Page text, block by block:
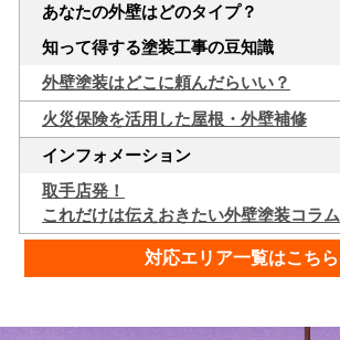
あなたの外壁はどのタイプ？
知って得する塗装工事の豆知識
外壁塗装はどこに頼んだらいい？
火災保険を活用した屋根・外壁補修
インフォメーション
取手店発！
これだけは伝えおきたい外壁塗装コラム
対応エリア一覧はこちら